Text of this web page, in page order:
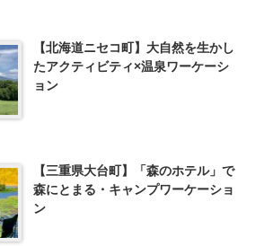
【北海道ニセコ町】大自然を生かし
たアクティビティ×温泉ワーケーシ
ョン
【三重県大台町】「森のホテル」で
森にとまる・キャンプワーケーショ
ン